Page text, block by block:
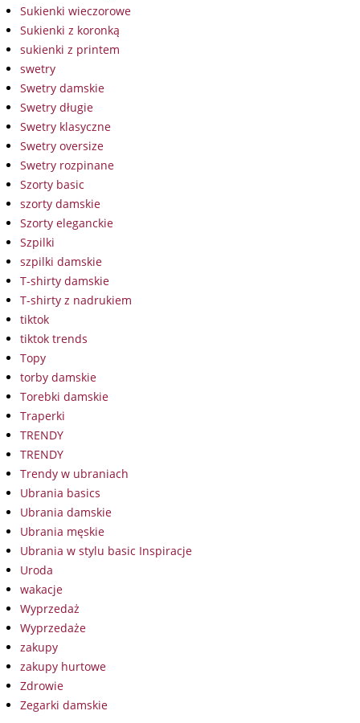
Sukienki wieczorowe
Sukienki z koronką
sukienki z printem
swetry
Swetry damskie
Swetry długie
Swetry klasyczne
Swetry oversize
Swetry rozpinane
Szorty basic
szorty damskie
Szorty eleganckie
Szpilki
szpilki damskie
T-shirty damskie
T-shirty z nadrukiem
tiktok
tiktok trends
Topy
torby damskie
Torebki damskie
Traperki
TRENDY
TRENDY
Trendy w ubraniach
Ubrania basics
Ubrania damskie
Ubrania męskie
Ubrania w stylu basic Inspiracje
Uroda
wakacje
Wyprzedaż
Wyprzedaże
zakupy
zakupy hurtowe
Zdrowie
Zegarki damskie